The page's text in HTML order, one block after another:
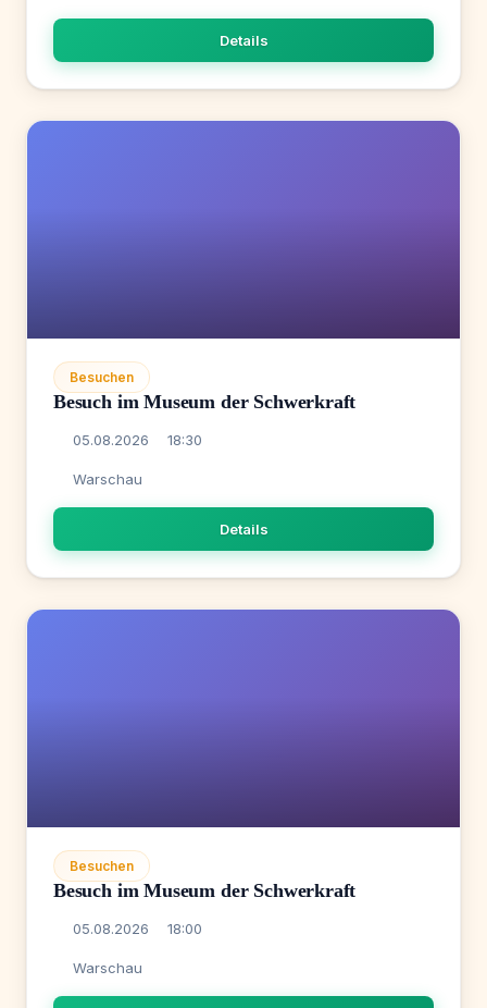
Details
Besuchen
Besuch im Museum der Schwerkraft
05.08.2026 18:30
Warschau
Details
Besuchen
Besuch im Museum der Schwerkraft
05.08.2026 18:00
Warschau